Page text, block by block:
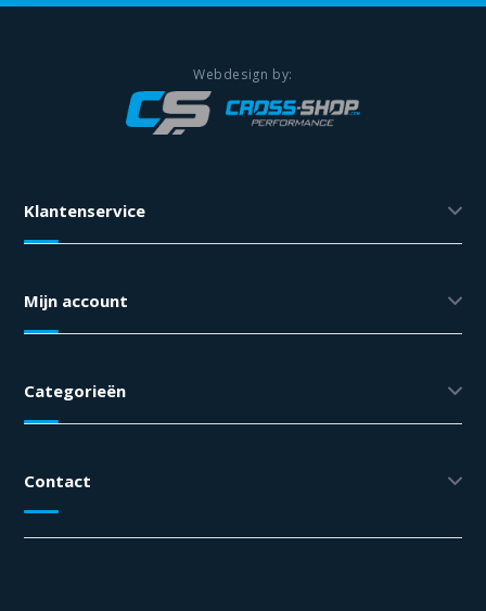
Klantenservice
Mijn account
Categorieën
Contact